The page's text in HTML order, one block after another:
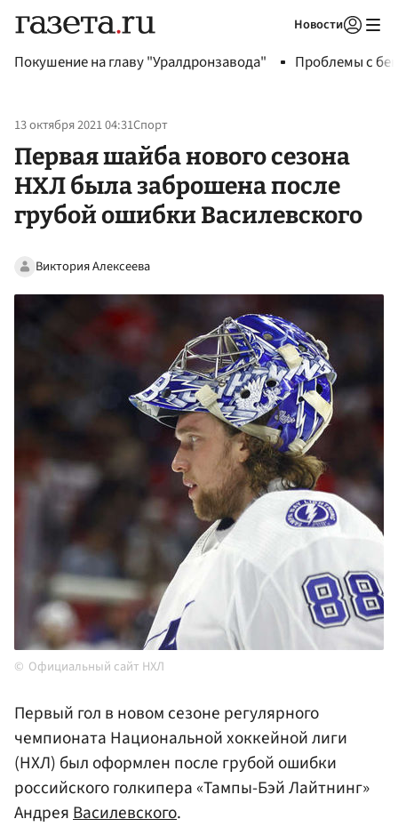
Новости
Покушение на главу "Уралдронзавода" Проблемы с
13 октября 2021 04:31Спорт
Первая шайба нового сезона
НХЛ была заброшена после
грубой ошибки Василевского
Виктория Алексеева
Официальный сайт НХЛ
Первый гол в новом сезоне регулярного
чемпионата Национальной хоккейной лиги
(НХЛ) был оформлен после грубой ошибки
российского голкипера «Тампы-Бэй Лайтнинг»
АндреяВасилевского.